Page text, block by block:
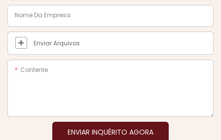
Nome Da Empresa
Enviar Arquivos
Contente
ENVIAR INQUÉRITO AGORA